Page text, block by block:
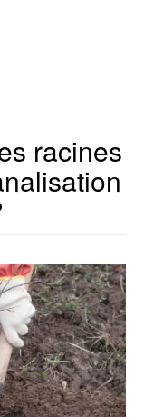
racines